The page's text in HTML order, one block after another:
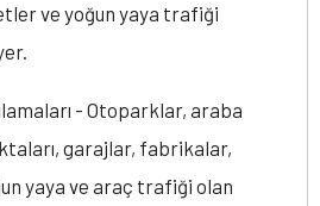
ve yoğun yaya trafiği
- Otoparklar, araba
garajlar, fabrikalar,
yaya ve araç trafiği olan